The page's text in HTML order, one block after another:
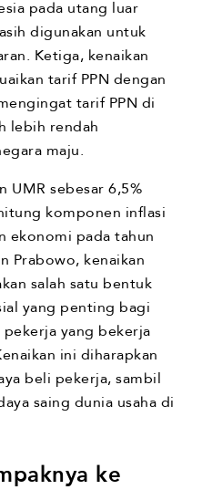
pada utang luar
digunakan untuk
Ketiga, kenaikan
tarif PPN dengan
tarif PPN di
lebih rendah
maju.
UMR sebesar 6,5%
komponen inflasi
ekonomi pada tahun
Prabowo, kenaikan
salah satu bentuk
yang penting bagi
yang bekerja
ini diharapkan
beli pekerja, sambil
saing dunia usaha di
ke